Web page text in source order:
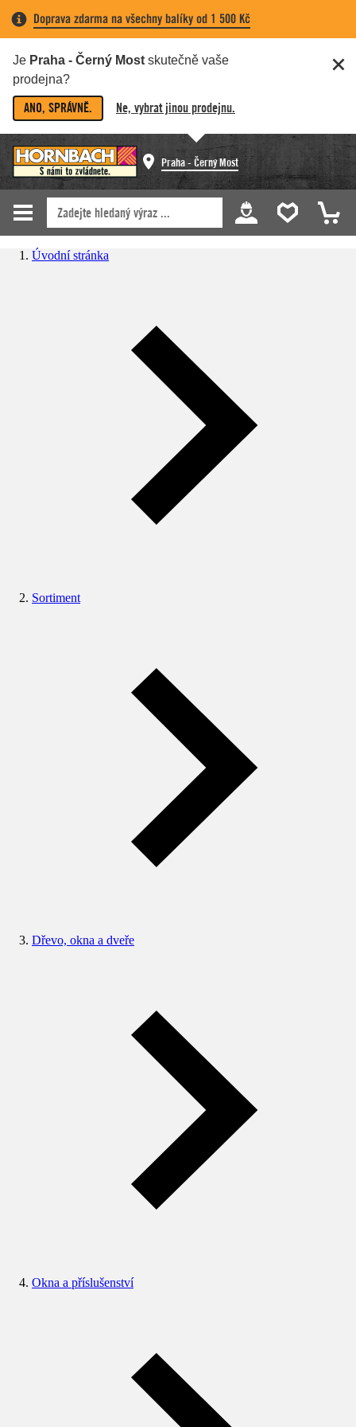
Doprava zdarma na všechny balíky od 1 500 Kč
Je Praha - Černý Most skutečně vaše
prodejna?
ANO, SPRÁVNĚ. Ne, vybrat jinou prodejnu.
Praha - Černý Most
Úvodní stránka
Sortiment
Dřevo, okna a dveře
Okna a příslušenství